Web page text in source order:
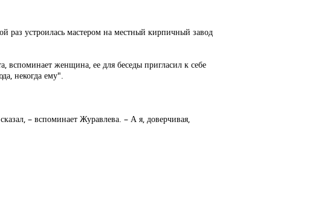
раз устроилась мастером на местный кирпичный завод
вспоминает женщина, ее для беседы пригласил к себе
некогда ему".
– вспоминает Журавлева. – А я, доверчивая,